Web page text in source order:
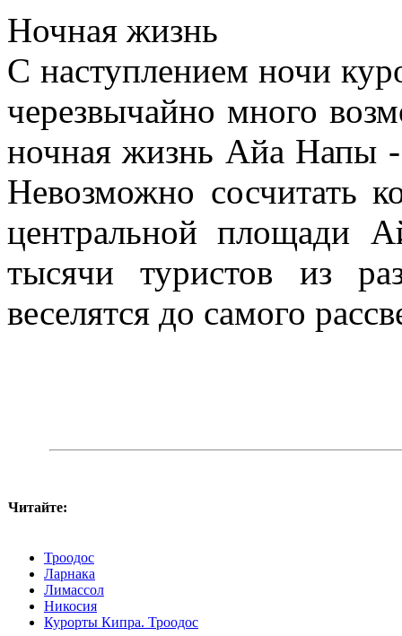
Ночная жизнь
С наступлением ночи
черезвычайно много
ночная жизнь Айа Напы -
Невозможно сосчитать
центральной площади
тысячи туристов из
веселятся до самого
Читайте:
Троодос
Ларнака
Лимассол
Никосия
Курорты Кипра. Троодос